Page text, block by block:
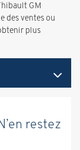
GM
des ventes ou
plus
restez